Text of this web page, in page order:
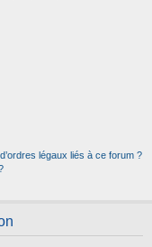
légaux liés à ce forum ?